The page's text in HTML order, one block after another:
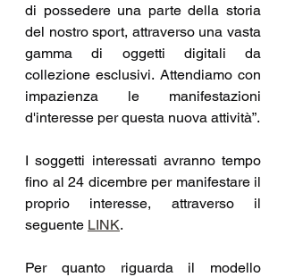
di possedere una parte della storia
del nostro sport, attraverso una vasta
gamma di oggetti digitali da
collezione esclusivi. Attendiamo con
impazienza le manifestazioni
d'interesse per questa nuova attività”.
I soggetti interessati avranno tempo
fino al 24 dicembre per manifestare il
proprio interesse, attraverso il
seguente LINK.
Per quanto riguarda il modello